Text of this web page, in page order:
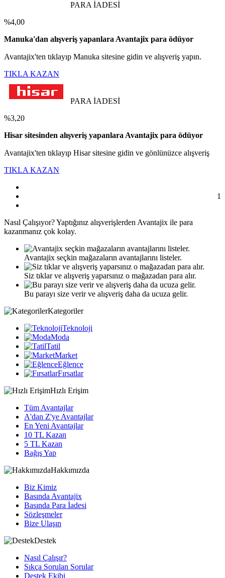
PARA İADESİ
%4,00
Manuka'dan alışveriş yapanlara Avantajix para ödüyor
Avantajix'ten tıklayıp Manuka sitesine gidin ve alışveriş yapın.
TIKLA KAZAN
PARA İADESİ
%3,20
Hisar sitesinden alışveriş yapanlara Avantajix para ödüyor
Avantajix'ten tıklayıp Hisar sitesine gidin ve gönlünüzce alışveriş
TIKLA KAZAN
1
Nasıl Çalışıyor?Yaptığınız alışverişlerden Avantajix ile para
kazanmanız çok kolay.
Avantajix seçkin mağazaların avantajlarını listeler.
Siz tıklar ve alışveriş yaparsınız o mağazadan para alır.
Bu parayı size verir ve alışveriş daha da ucuza gelir.
Kategoriler
Teknoloji
Moda
Tatil
Market
Eğlence
Fırsatlar
Hızlı Erişim
Tüm Avantajlar
A'dan Z'ye Avantajlar
En Yeni Avantajlar
10 TL Kazan
5 TL Kazan
Bağış Yap
Hakkımızda
Biz Kimiz
Basında Avantajix
Basında Para İadesi
Sözleşmeler
Bize Ulaşın
Destek
Nasıl Çalışır?
Sıkça Sorulan Sorular
Destek Ekibi